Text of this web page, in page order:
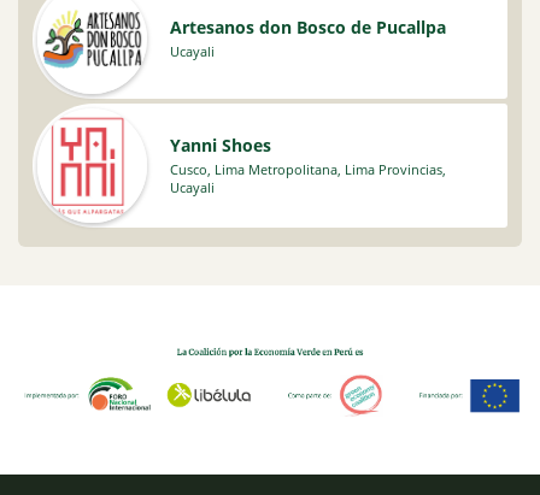
Artesanos don Bosco de Pucallpa
Ucayali
Yanni Shoes
Cusco Lima Metropolitana, Lima Provincias,
Ucayali